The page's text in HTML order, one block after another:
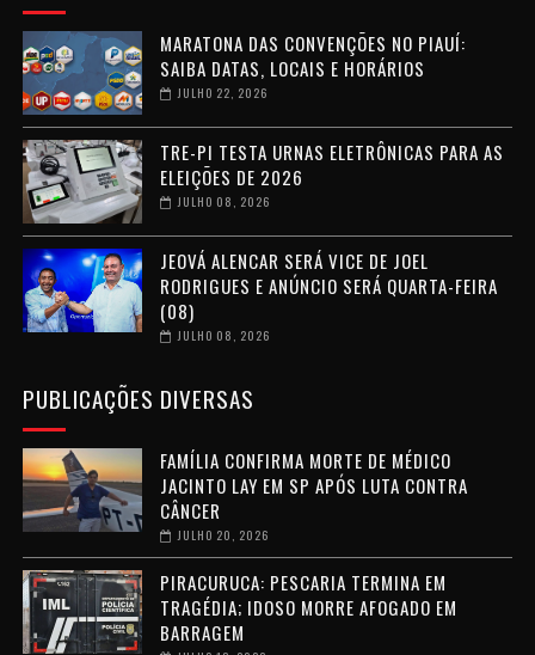
MARATONA DAS CONVENÇÕES NO PIAUÍ:
SAIBA DATAS, LOCAIS E HORÁRIOS
JULHO 22, 2026
TRE-PI TESTA URNAS ELETRÔNICAS PARA AS
ELEIÇÕES DE 2026
JULHO 08, 2026
JEOVÁ ALENCAR SERÁ VICE DE JOEL
RODRIGUES E ANÚNCIO SERÁ QUARTA-FEIRA
(08)
JULHO 08, 2026
PUBLICAÇÕES DIVERSAS
FAMÍLIA CONFIRMA MORTE DE MÉDICO
JACINTO LAY EM SP APÓS LUTA CONTRA
CÂNCER
JULHO 20, 2026
PIRACURUCA: PESCARIA TERMINA EM
TRAGÉDIA; IDOSO MORRE AFOGADO EM
BARRAGEM